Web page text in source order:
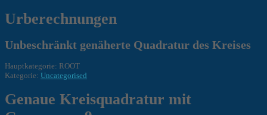
Urberechnungen
Unbeschränkt genäherte Quadratur des Kreises
Hauptkategorie: ROOT
Kategorie: Uncategorised
Genaue Kreisquadratur mit